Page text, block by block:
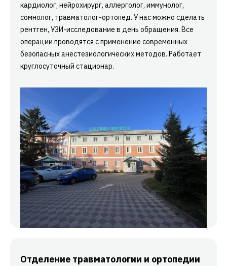
кардиолог, нейрохирург, аллерголог, иммунолог,
сомнолог, травматолог-ортопед. У нас можно сделать
рентген, УЗИ-исследование в день обращения. Все
операции проводятся с применение современных
безопасных анестезиологических методов. Работает
круглосуточный стационар.
Отделение травматологии и ортопедии